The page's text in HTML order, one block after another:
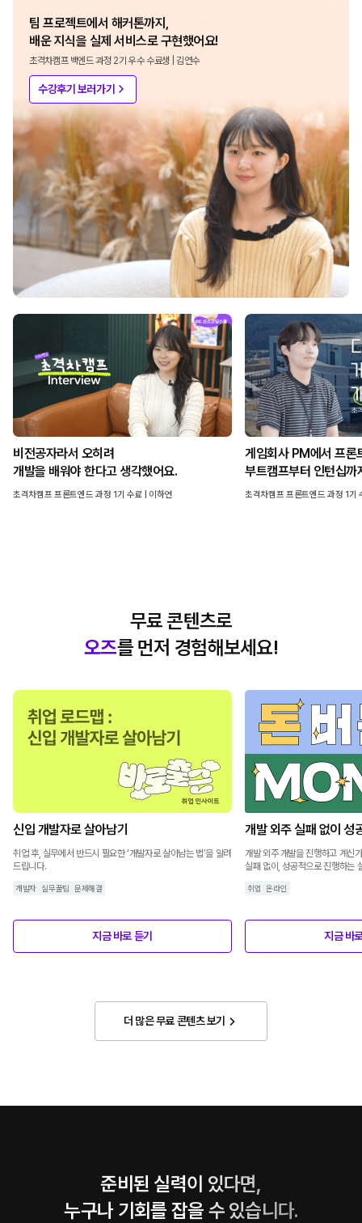
팀 프로젝트에서 해커톤까지,
배운 지식을 실제 서비스로 구현했어요!
초격차캠프 백엔드 과정 2기 우수 수료생 | 김연수
수강후기 보러가기
비전공자라서 오히려
개발을 배워야 한다고 생각했어요.
초격차캠프 프론트엔드 과정 1기 수료 | 이하연
게임회사 PM에서 프론
부트캠프부터 인턴십까
초격차캠프 프론트엔드 과정 1기
무료 콘텐츠로
오즈를 먼저 경험해보세요!
신입 개발자로 살아남기
취업 후, 실무에서 반드시 필요한 ‘개발자로 살아남는 법’을 알려
드립니다.
개발자 실무꿀팁 문제해결
지금 바로 듣기
개발 외주 실패 없이 성
개발 외주 개발을 진행하고 계신
실패 없이, 성공적으로 진행하는
취업 온라인
지금 바
더 많은 무료 콘텐츠 보기
준비된 실력이 있다면,
누구나 기회를 잡을 수 있습니다.